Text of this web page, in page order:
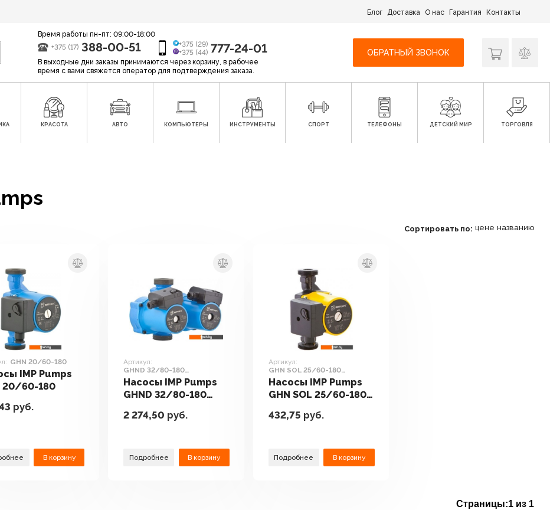
Блог Доставка О нас Гарантия Контакты
Время работы пн-пт: 09:00-18:00
+375 (17) 388-00-51
+375 (29)
+375 (44) 777-24-01
В выходные дни заказы принимаются через корзину, в рабочее
время с вами свяжется оператор для подтверждения заказа.
ОБРАТНЫЙ ЗВОНОК
КРАСОТА АВТО КОМПЬЮТЕРЫ ИНСТРУМЕНТЫ СПОРТ ТЕЛЕФОНЫ ДЕТСКИЙ МИР ТОРГОВЛЯ
Сортировать по: цене названию
GHN 20/60-180
IMP Pumps
20/60-180
руб.
В корзину
Артикул:
GHND 32/80-180
(979522022)
Насосы IMP Pumps
GHND 32/80-180
2 274,50 руб.
Подробнее В корзину
Артикул:
GHN SOL 25/60-180
(979521361)
Насосы IMP Pumps
GHN SOL 25/60-180
432,75 руб.
Подробнее В корзину
Страницы:1 из 1